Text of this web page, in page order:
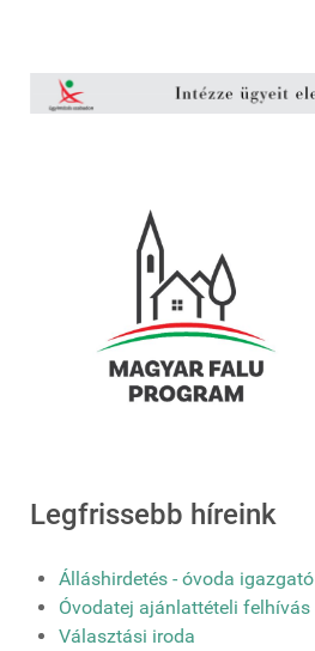
Legfrissebb híreink
Álláshirdetés - óvoda igazgató
Óvodatej ajánlattételi felhívás
Választási iroda